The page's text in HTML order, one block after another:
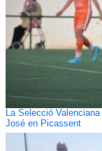
La Selecció
José en Picassent